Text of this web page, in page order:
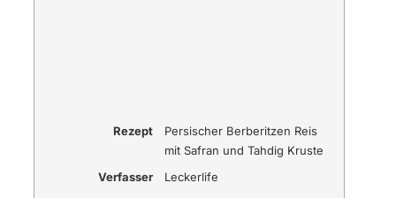
Rezept
Persischer Berberitzen Reis
mit Safran und Tahdig Kruste
Verfasser
Leckerlife